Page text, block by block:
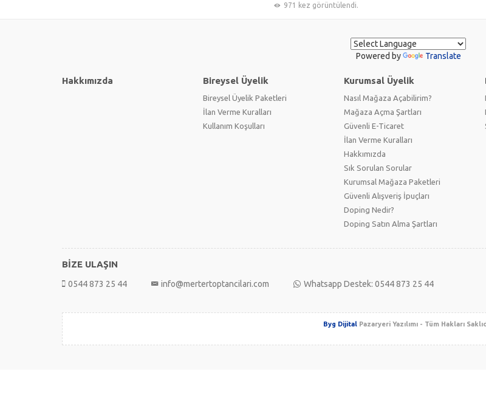
971 kez görüntülendi.
Powered by Translate
Hakkımızda Bireysel Üyelik
Bireysel Üyelik Paketleri
İlan Verme Kuralları
Kullanım Koşulları
Kurumsal Üyelik
Nasıl Mağaza Açabilirim?
Mağaza Açma Şartları
Güvenli E-Ticaret
İlan Verme Kuralları
Hakkımızda
Sık Sorulan Sorular
Kurumsal Mağaza Paketleri
Güvenli Alışveriş İpuçları
Doping Nedir?
Doping Satın Alma Şartları
BİZE ULAŞIN
0544 873 25 44 info@mertertoptancilari.com Whatsapp Destek: 0544 873 25 44
Byg Dijital Pazaryeri Yazılımı - Tüm Hakları